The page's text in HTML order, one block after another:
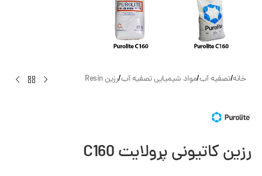
خانه/تصفیه آب/مواد شیمیایی تصفیه آب/رزین Resin
رزین کاتیونی پرولایت C160